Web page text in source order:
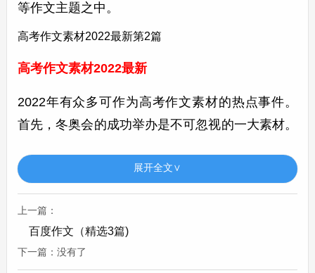
等作文主题之中。
高考作文素材2022最新第2篇
高考作文素材2022最新
2022年有众多可作为高考作文素材的热点事件。
首先，冬奥会的成功举办是不可忽视的一大素材。
她在自由式滑雪女子大跳台决赛中，凭借着高超的
技艺和强大的心理素质，在最后一跳中突破自己，
逆转夺冠。她的故事体现了勇于挑战、突破极限的
精神，这对于高考作文中有关个人成长、追求梦想
等主题非常适用。
展开全文∨
上一篇：
百度作文（精选3篇)
下一篇：没有了